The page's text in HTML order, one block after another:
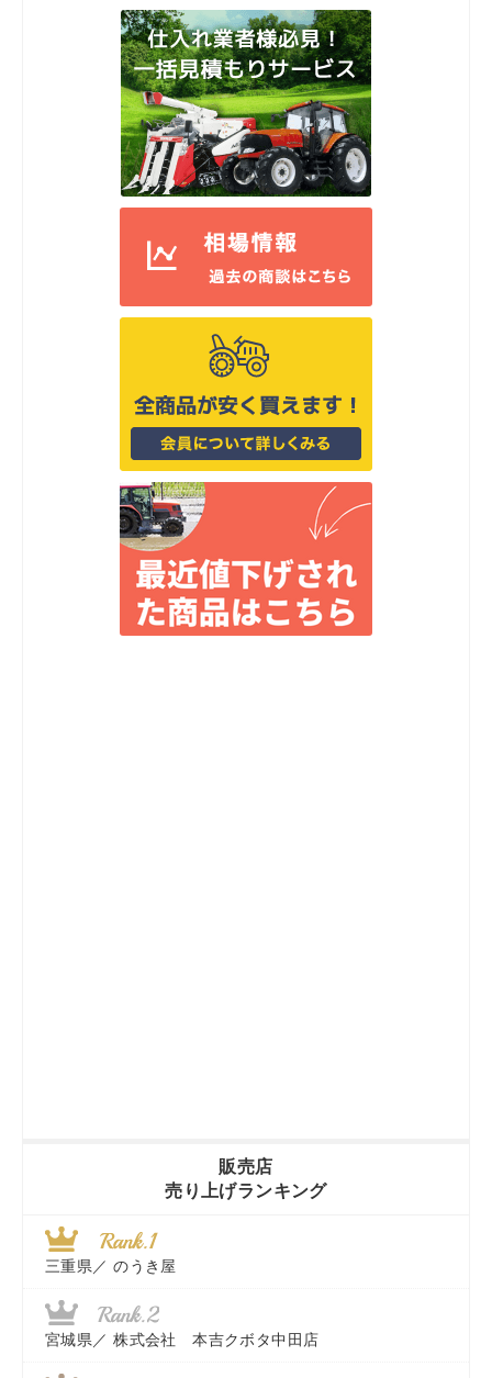
販売店
売り上げランキング
三重県／ のうき屋
宮城県／ 株式会社 本吉クボタ中田店